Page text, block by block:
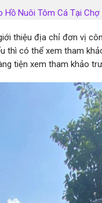
Hồ Nuôi Tôm Cá Tại Chợ
thiệu địa chỉ đơn vị
thì có thể xem tham
tiện xem tham khảo